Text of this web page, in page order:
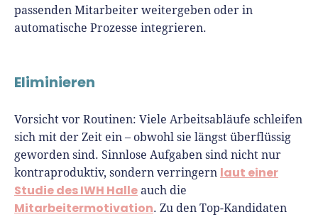
passenden Mitarbeiter weitergeben oder in
automatische Prozesse integrieren.
Eliminieren
Vorsicht vor Routinen: Viele Arbeitsabläufe schleifen
sich mit der Zeit ein – obwohl sie längst überflüssig
geworden sind. Sinnlose Aufgaben sind nicht nur
kontraproduktiv, sondern verringern laut einer
Studie des IWH Halle auch die
Mitarbeitermotivation. Zu den Top-Kandidaten